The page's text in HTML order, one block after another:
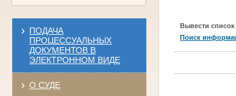
ПОДАЧА
ПРОЦЕССУАЛЬНЫХ
ДОКУМЕНТОВ В
ЭЛЕКТРОННОМ ВИДЕ
О СУДЕ
Вывести список
Поиск